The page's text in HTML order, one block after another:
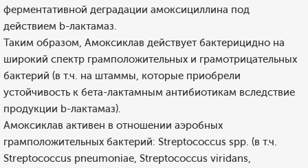
ферментативной деградации амоксициллина под
действием b-лактамаз.
Таким образом, Амоксиклав действует бактерицидно на
широкий спектр грамположительных и грамотрицательных
бактерий (в т.ч. на штаммы, которые приобрели
устойчивость к бета-лактамным антибиотикам вследствие
продукции b-лактамаз).
Амоксиклав активен в отношении аэробных
грамположительных бактерий: Streptococcus spp. (в т.ч.
Streptococcus pneumoniae, Streptococcus viridans,